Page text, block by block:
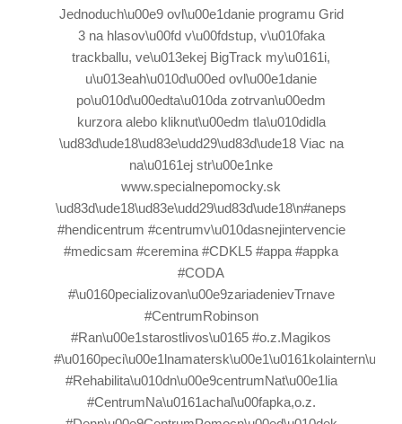
Jednoduch\u00e9 ovl\u00e1danie programu Grid
3 na hlasov\u00fd v\u00fdstup, v\u010faka
trackballu, ve\u013ekej BigTrack my\u0161i,
u\u013eah\u010d\u00ed ovl\u00e1danie
po\u010d\u00edta\u010da zotrvan\u00edm
kurzora alebo kliknut\u00edm tla\u010didla
\ud83d\ude18\ud83e\udd29\ud83d\ude18 Viac na
na\u0161ej str\u00e1nke
www.specialnepomocky.sk
\ud83d\ude18\ud83e\udd29\ud83d\ude18\n#aneps
#hendicentrum #centrumv\u010dasnejintervencie
#medicsam #ceremina #CDKL5 #appa #appka
#CODA
#\u0160pecializovan\u00e9zariadenievTrnave
#CentrumRobinson
#Ran\u00e1starostlivos\u0165 #o.z.Magikos
#Rehabilita\u010dn\u00e9centrumNat\u00e1lia
#CentrumNa\u0161achal\u00fapka,o.z.